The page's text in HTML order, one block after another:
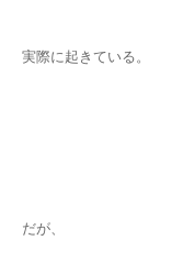
実際に起きている。
だが、